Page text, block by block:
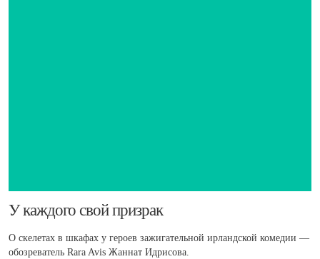
​У каждого свой призрак
О скелетах в шкафах у героев зажигательной ирландской комедии —
обозреватель Rara Avis Жаннат Идрисова.